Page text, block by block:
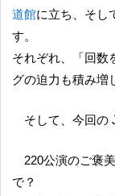
道館に立ち、そし
す。
それぞれ、「回数
グの迫力も積み増
そして、今回
220公演のご褒美に？ テレビの連続ドラマの企画の流れ
で？